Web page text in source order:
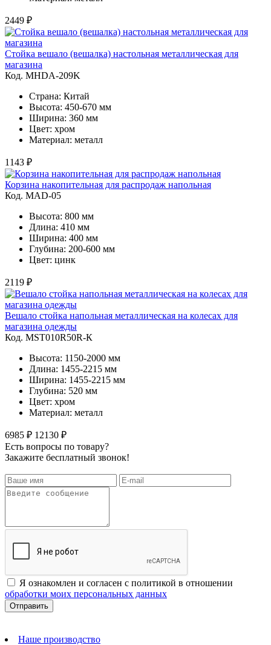
2449 ₽
Стойка вешало (вешалка) настольная металлическая для
магазина
Код. MHDA-209K
Страна: Китай
Высота: 450-670 мм
Ширина: 360 мм
Цвет: хром
Материал: металл
1143 ₽
Корзина накопительная для распродаж напольная
Код. MAD-05
Высота: 800 мм
Длина: 410 мм
Ширина: 400 мм
Глубина: 200-600 мм
Цвет: цинк
2119 ₽
Вешало стойка напольная металлическая на колесах для
магазина одежды
Код. MST010R50R-К
Высота: 1150-2000 мм
Длина: 1455-2215 мм
Ширина: 1455-2215 мм
Глубина: 520 мм
Цвет: хром
Материал: металл
6985 ₽ 12130 ₽
Есть вопросы по товару?
Закажите бесплатный звонок!
Я ознакомлен и согласен с политикой в отношении
обработки моих персональных данных
Наше производство